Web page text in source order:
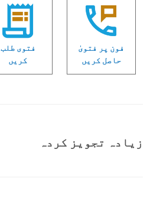
فون پر فتویٰ
حاصل کریں
فتوی طلب
کریں
زیادہ تجویز کردہ